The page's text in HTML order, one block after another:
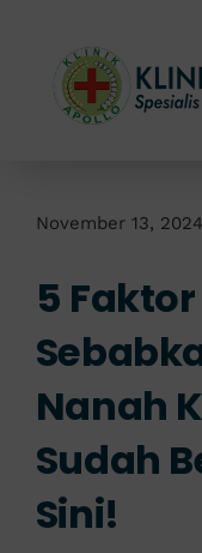
content
November 13, 2024
5
Nanah
Sudah
Sini!